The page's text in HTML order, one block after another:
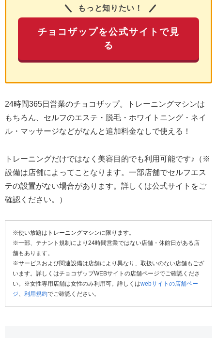
もっと知りたい！
チョコザップを公式サイトで見
る
24時間365日営業のチョコザップ。トレーニングマシンは
もちろん、セルフのエステ・脱毛・ホワイトニング・ネイ
ル・マッサージなどがなんと追加料金なしで使える！
トレーニングだけではなく美容目的でも利用可能です♪（※
設備は店舗によってことなります。一部店舗でセルフエス
テの設置がない場合があります。詳しくは公式サイトをご
確認ください。）
※使い放題はトレーニングマシンに限ります。
※一部、テナント規制により24時間営業ではない店舗・休館日がある店
舗もあります。
※サービスおよび関連設備は店舗により異なり、取扱いのない店舗もござ
います。詳しくはチョコザップWEBサイトの店舗ページでご確認くださ
い。※女性専用店舗は女性のみ利用可。詳しくはwebサイトの店舗ペー
ジ、 利用規約でご確認ください。